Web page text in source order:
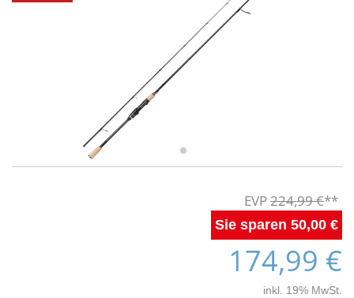
224,99 €
50,00 €
174,99 €
inkl. 19% MwSt.